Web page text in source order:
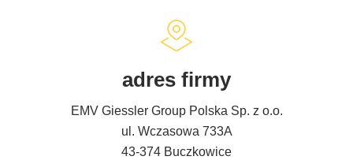
adres firmy
EMV Giessler Group Polska Sp. z o.o.
ul. Wczasowa 733A
43-374 Buczkowice